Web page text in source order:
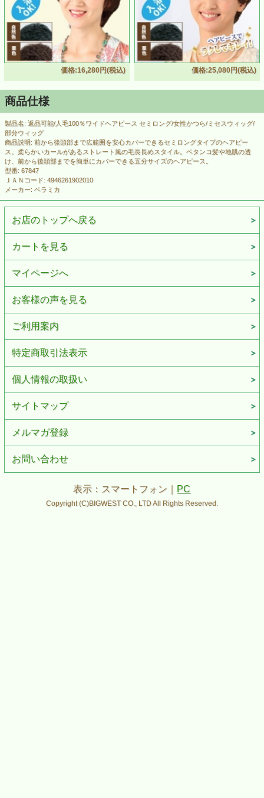
価格:16,280円(税込) 価格:25,080円(税込)
商品仕様
製品名: 返品可能/人毛100％ワイドヘアピース セミロング/女性かつら/ミセスウィッグ/
部分ウィッグ
商品説明: 前から後頭部まで広範囲を安心カバーできるセミロングタイプのヘアピー
ス。柔らかいカールがあるストレート風の毛長長めスタイル。ペタンコ髪や地肌の透
け、前から後頭部までを簡単にカバーできる五分サイズのヘアピース。
型番: 67847
ＪＡＮコード: 4946261902010
メーカー: ベラミカ
お店のトップへ戻る
カートを見る
マイページへ
お客様の声を見る
ご利用案内
特定商取引法表示
個人情報の取扱い
サイトマップ
メルマガ登録
お問い合わせ
表示：スマートフォン｜ PC
Copyright (C)BIGWEST CO., LTD All Rights Reserved.